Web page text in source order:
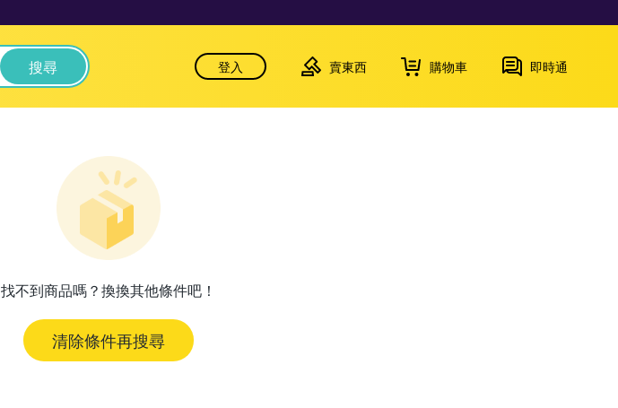
搜尋 登入 賣東西 購物車 即時通
找不到商品嗎？換換其他條件吧！
清除條件再搜尋